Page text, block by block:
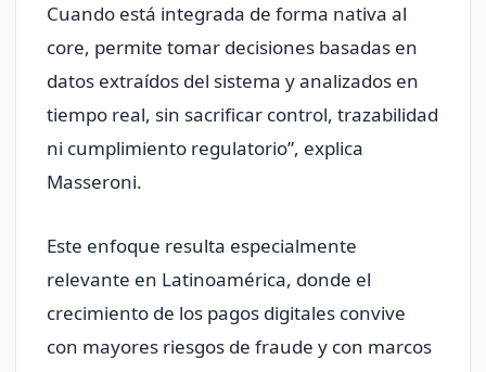
Cuando está integrada de forma nativa al
core, permite tomar decisiones basadas en
datos extraídos del sistema y analizados en
tiempo real, sin sacrificar control, trazabilidad
ni cumplimiento regulatorio”, explica
Masseroni.
Este enfoque resulta especialmente
relevante en Latinoamérica, donde el
crecimiento de los pagos digitales convive
con mayores riesgos de fraude y con marcos